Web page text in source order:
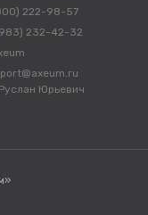
222-98-57
232-42-32
Юрьевич